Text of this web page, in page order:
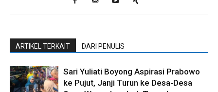
ARTIKEL TERKAIT DARI PENULIS
Sari Yuliati Boyong Aspirasi Prabowo
ke Pujut, Janji Turun ke Desa-Desa